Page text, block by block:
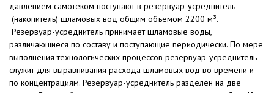
давлением самотеком поступают в резервуар-усреднитель
(накопитель) шламовых вод общим объемом 2200 м³.
Резервуар-усреднитель принимает шламовые воды,
различающиеся по составу и поступающие периодически. По мере
выполнения технологических процессов резервуар-усреднитель
служит для выравнивания расхода шламовых вод во времени и
по концентрациям. Резервуар-усреднитель разделен на две